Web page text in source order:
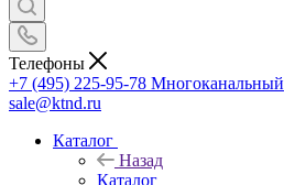
Телефоны
+7 (495) 225-95-78 Многоканальный
sale@ktnd.ru
Каталог
Назад
Каталог